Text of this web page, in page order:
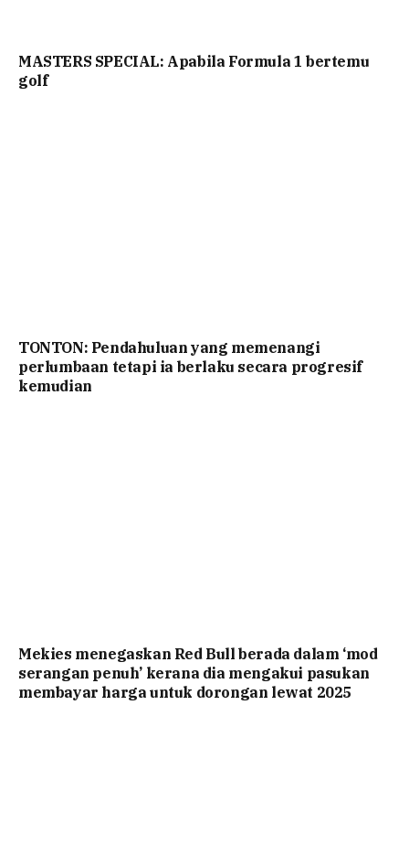
MASTERS SPECIAL: Apabila Formula 1 bertemu
golf
TONTON: Pendahuluan yang memenangi
perlumbaan tetapi ia berlaku secara progresif
kemudian
Mekies menegaskan Red Bull berada dalam ‘mod
serangan penuh’ kerana dia mengakui pasukan
membayar harga untuk dorongan lewat 2025